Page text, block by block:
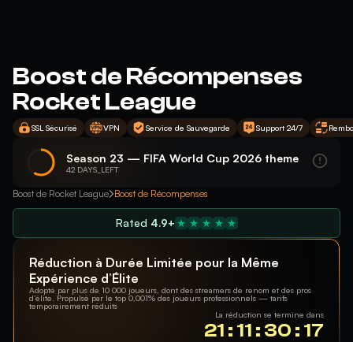
Boost de Récompenses
Rocket League
SSL Sécurisé VPN Service de Sauvegarde Support 24/7
Season 23 — FIFA World Cup 2026 theme
42 DAYS_LEFT
Boost de Rocket League Boost de Récompenses
Rated 4.9+
Réduction à Durée Limitée pour la Même
Expérience d’Élite
Adopté par plus de 10 000 joueurs, dont des streamers de renom et des pros
d’élite. Propulsé par le top 0,001% des joueurs professionnels — tarifs
temporairement réduits
La réduction se termine dans
21 : 11 : 30 : 16